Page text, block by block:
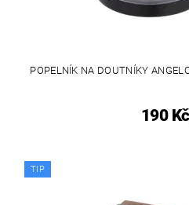
POPELNÍK NA DOUTNÍKY
190 Kč
TIP